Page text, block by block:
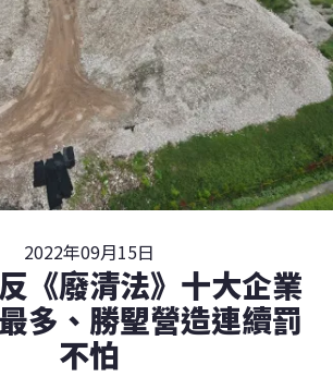
2022年09月15日
《廢清法》十大企業
多、勝朢營造連續罰
不怕